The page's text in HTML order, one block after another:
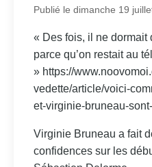
Publié le dimanche 19
« Des fois, il ne dormait
parce qu’on restait au
» https://
vedette/article/voici-
et-virginie-bruneau-
Virginie Bruneau a fait
confidences sur les